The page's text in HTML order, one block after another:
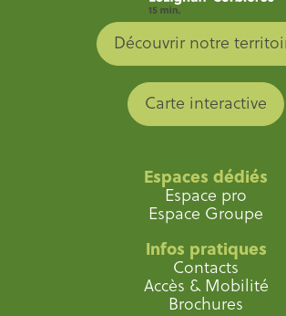
Découvrir notre
Carte interactive
Espaces dédiés
Espace pro
Espace Groupe
Infos pratiques
Contacts
Accès & Mobilité
Brochures